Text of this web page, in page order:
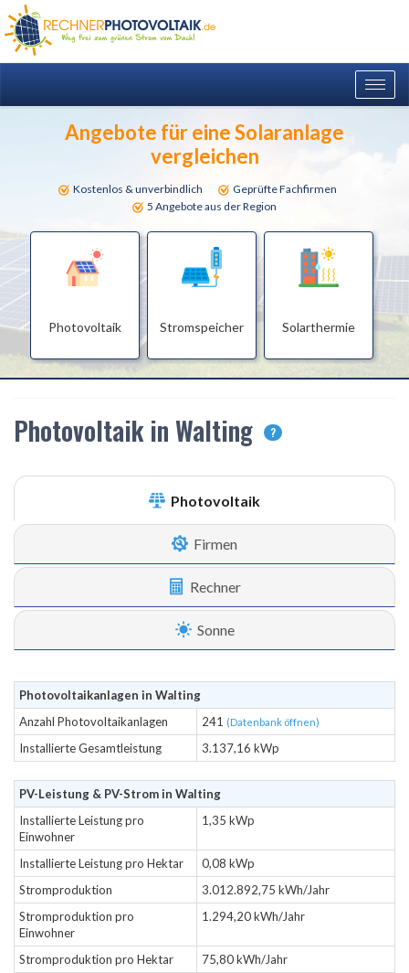
Angebote für eine Solaranlage
vergleichen
Kostenlos & unverbindlich
Geprüfte Fachfirmen
5 Angebote aus der Region
Photovoltaik Stromspeicher Solarthermie
Photovoltaik in Walting ?
Photovoltaik
Firmen
Rechner
Sonne
Photovoltaikanlagen in Walting
Anzahl Photovoltaikanlagen
241 (Datenbank öffnen)
Installierte Gesamtleistung 3.137,16 kWp
PV-Leistung & PV-Strom in Walting
Installierte Leistung pro
Einwohner
1,35 kWp
Installierte Leistung pro Hektar
0,08 kWp
Stromproduktion
3.012.892,75 kWh/Jahr
Stromproduktion pro
Einwohner
1.294,20 kWh/Jahr
Stromproduktion pro Hektar
75,80 kWh/Jahr